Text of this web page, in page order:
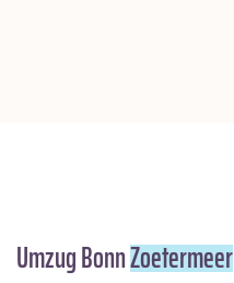
Umzug BonnZoetermeer